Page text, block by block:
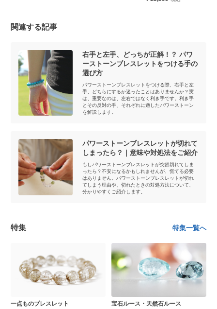
関連する記事
右手と左手、どっちが正解！？ パワ
ーストーンブレスレットをつける手の
選び方
パワーストーンブレスレットをつける際、右手と左
手、どちらにするか迷ったことはありませんか？実
は、重要なのは、左右ではなく利き手です。利き手
とその反対の手、それぞれに適したパワーストーン
を解説します。
パワーストーンブレスレットが切れて
しまったら？｜意味や対処法をご紹介
もしパワーストーンブレスレットが突然切れてしま
ったら？不安になるかもしれませんが、慌てる必要
はありません。パワーストーンブレスレットが切れ
てしまう理由や、切れたときの対処方法について、
分かりやすくご紹介します。
特集 特集一覧へ
一点ものブレスレット 宝石ルース・天然石ルース